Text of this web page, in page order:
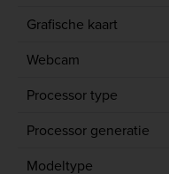
Grafische kaart
Webcam
Processor type
Processor generatie
Modeltype